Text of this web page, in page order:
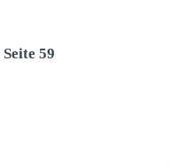
Seite 59